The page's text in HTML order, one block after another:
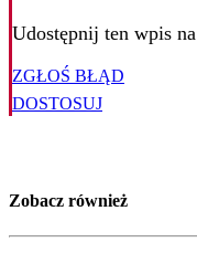
Udostępnij ten wpis
ZGŁOŚ BŁĄD
DOSTOSUJ
Zobacz również